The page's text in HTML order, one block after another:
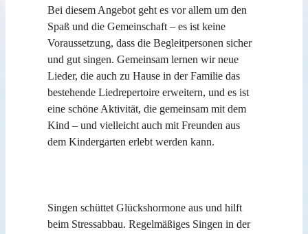
Bei diesem Angebot geht es vor allem um den
Spaß und die Gemeinschaft – es ist keine
Voraussetzung, dass die Begleitpersonen sicher
und gut singen. Gemeinsam lernen wir neue
Lieder, die auch zu Hause in der Familie das
bestehende Liedrepertoire erweitern, und es ist
eine schöne Aktivität, die gemeinsam mit dem
Kind – und vielleicht auch mit Freunden aus
dem Kindergarten erlebt werden kann.
Singen schüttet Glückshormone aus und hilft
beim Stressabbau. Regelmäßiges Singen in der